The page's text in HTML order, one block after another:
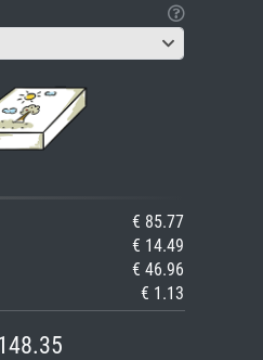
€ 85.77
€ 14.49
€ 46.96
€ 1.13